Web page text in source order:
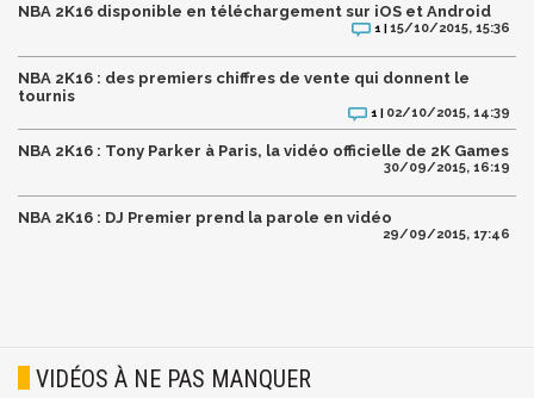
NBA 2K16 disponible en téléchargement sur iOS et Android
1 |15/10/2015, 15:36
NBA 2K16 : des premiers chiffres de vente qui donnent le
tournis
1 | 02/10/2015, 14:39
NBA 2K16 : Tony Parker à Paris, la vidéo officielle de 2K Games
30/09/2015, 16:19
NBA 2K16 : DJ Premier prend la parole en vidéo
29/09/2015, 17:46
VIDÉOS À NE PAS MANQUER